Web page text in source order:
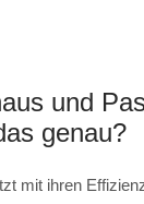
und
genau?
mit ihren